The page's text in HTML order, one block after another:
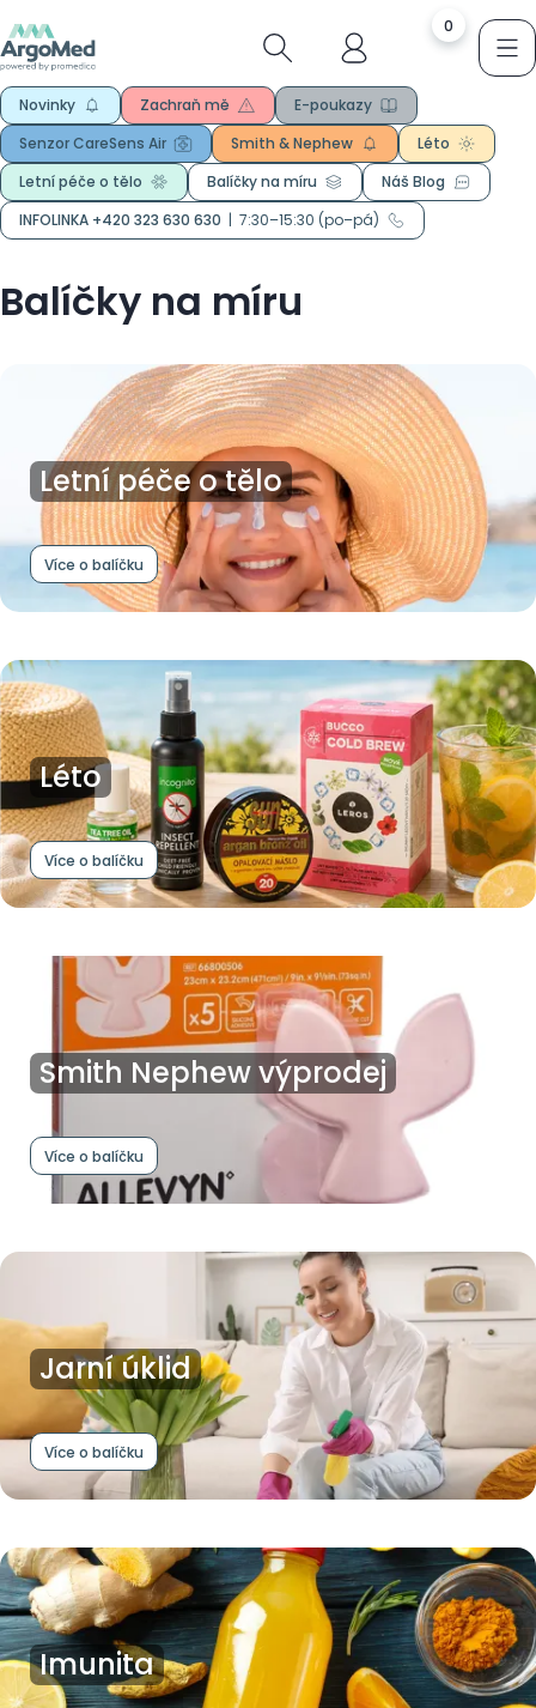
0
Novinky Zachraň mě
E-poukazy
Senzor CareSens Air
Smith & Nephew
Léto
Letní péče o tělo
Balíčky na míru
Náš Blog
INFOLINKA +420 323 630 630 | 7:30–15:30 (po–pá)
Balíčky na míru
Letní péče o tělo
Více o balíčku
Léto
Více o balíčku
Smith Nephew výprodej
Více o balíčku
Jarní úklid
Více o balíčku
Imunita